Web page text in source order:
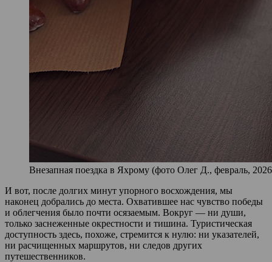
Внезапная поездка в Яхрому (фото Олег Д., февраль,
И вот, после долгих минут упорного восхождения, мы
наконец добрались до места. Охватившее нас чувство победы
и облегчения было почти осязаемым. Вокруг — ни души,
только заснеженные окрестности и тишина. Туристическая
доступность здесь, похоже, стремится к нулю: ни указателей,
ни расчищенных маршрутов, ни следов других
путешественников.